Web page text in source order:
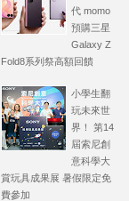
代 momo
預購三星
Galaxy Z
Fold8系列祭高額回饋
小學生翻
玩未來世
界！ 第14
屆索尼創
意科學大
賞玩具成果展 暑假限定免
費參加